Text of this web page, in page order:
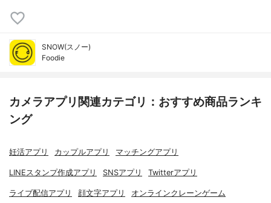
SNOW(スノー)
Foodie
カメラアプリ関連カテゴリ：おすすめ商品ランキ
ング
妊活アプリ カップルアプリ マッチングアプリ
LINEスタンプ作成アプリ SNSアプリ Twitterアプリ
ライブ配信アプリ 顔文字アプリ オンラインクレーンゲーム